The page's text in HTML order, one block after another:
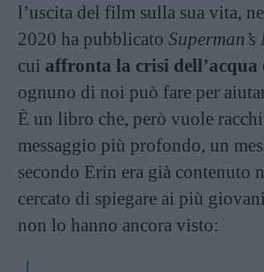
l’uscita del film sulla sua vita,
2020 ha pubblicato
cui affronta la crisi dell’acqua
ognuno di noi può fare per
È un libro che, però vuole
messaggio più profondo, un
secondo Erin era già contenuto
cercato di spiegare ai più
non lo hanno ancora visto: